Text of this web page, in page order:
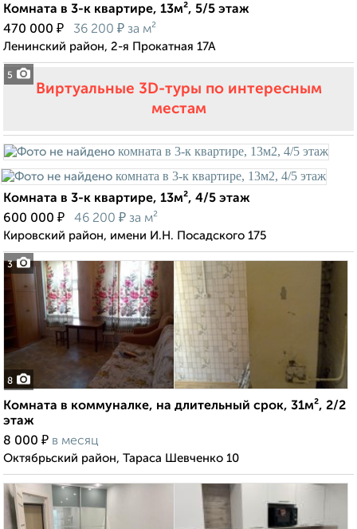
5
Комната в 3-к квартире, 13м², 5/5 этаж
470 000 ₽ 36 200 ₽ за м²
Ленинский район, 2-я Прокатная 17А
Виртуальные 3D-туры по интересным
местам
3
Комната в 3-к квартире, 13м², 4/5 этаж
600 000 ₽ 46 200 ₽ за м²
Кировский район, имени И.Н. Посадского 175
8
Комната в коммуналке, на длительный срок, 31м², 2/2
этаж
8 000 ₽ в месяц
Октябрьский район, Тараса Шевченко 10